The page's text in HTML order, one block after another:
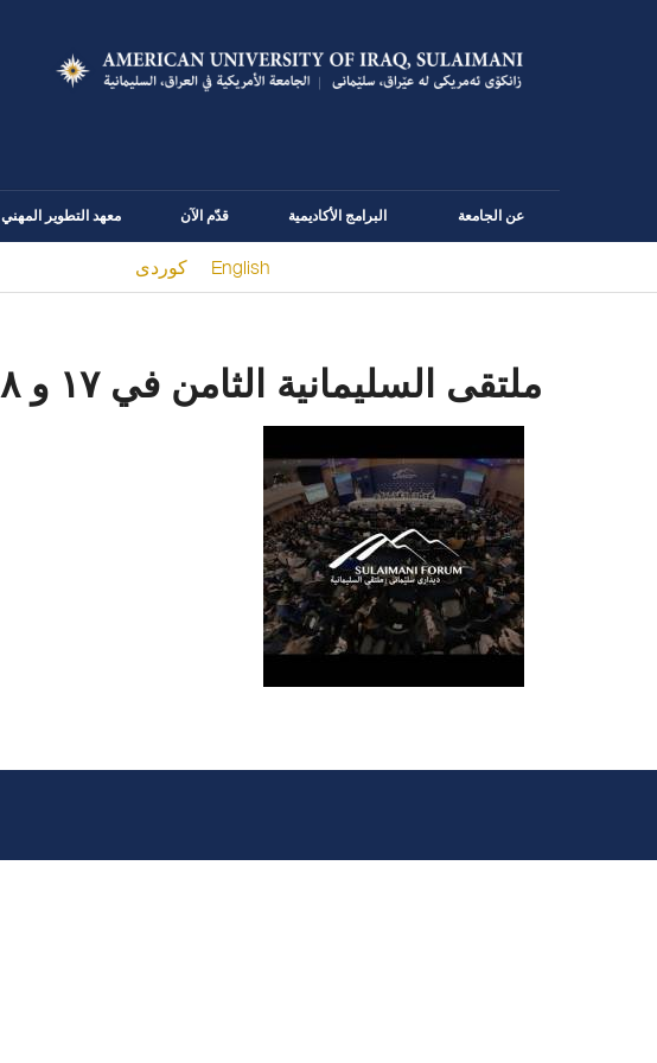
عن الجامعة البرامج الأكاديمية قدّم الآن معهد التطوير المهني
English كوردى
ملتقى السليمانية الثامن في ١٧ و ١٨ أبريل